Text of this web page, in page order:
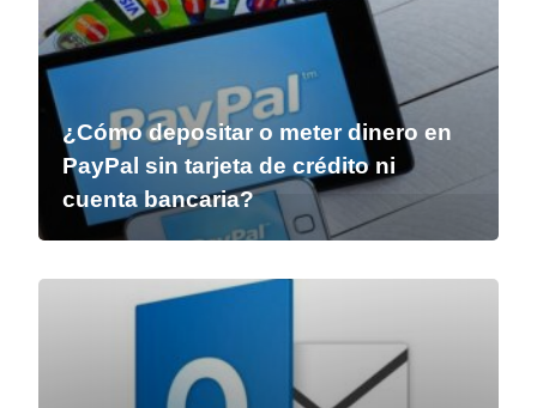
¿Cómo depositar o meter dinero en
PayPal sin tarjeta de crédito ni
cuenta bancaria?